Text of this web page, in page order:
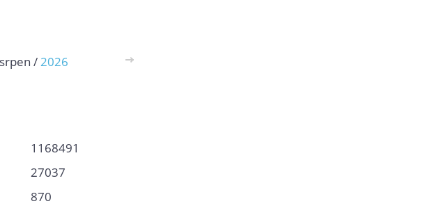
srpen /2026 >>
1168491
27037
870